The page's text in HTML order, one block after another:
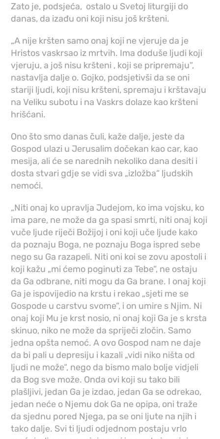
Zato je, podsjeća, ostalo u Svetoj liturgiji do
danas, da izađu oni koji nisu još kršteni.
„A nije kršten samo onaj koji ne vjeruje da je
Hristos vaskrsao iz mrtvih. Ima doduše ljudi koji
vjeruju, a još nisu kršteni , koji se pripremaju“,
nastavlja dalje o. Gojko, podsjetivši da se oni
stariji ljudi, koji nisu kršteni, spremaju i krštavaju
na Veliku subotu i na Vaskrs dolaze kao kršteni
hrišćani.
Ono što smo danas čuli, kaže dalje, jeste da
Gospod ulazi u Jerusalim dočekan kao car, kao
mesija, ali će se narednih nekoliko dana desiti i
dosta stvari gdje se vidi sva „izložba“ ljudskih
nemoći.
„Niti onaj ko upravlja Judejom, ko ima vojsku, ko
ima pare, ne može da ga spasi smrti, niti onaj koji
vuče ljude riječi Božijoj i oni koji uče ljude kako
da poznaju Boga, ne poznaju Boga ispred sebe
nego su Ga razapeli. Niti oni koi se zovu apostoli i
koji kažu „mi ćemo poginuti za Tebe“, ne ostaju
da Ga odbrane, niti mogu da Ga brane. I onaj koji
Ga je ispovijedio na krstu i rekao „sjeti me se
Gospode u carstvu svome“, i on umire s Njim. Ni
onaj koji Mu je krst nosio, ni onaj koji Ga je s krsta
skinuo, niko ne može da spriječi zločin. Samo
jedna opšta nemoć. A ovo Gospod nam ne daje
da bi pali u depresiju i kazali „vidi niko ništa od
ljudi ne može“, nego da bismo malo bolje vidjeli
da Bog sve može. Onda ovi koji su tako bili
plašljivi, jedan Ga je izdao, jedan Ga se odrekao,
jedan neće o Njemu dok Ga ne opipa, oni traže
da sjednu pored Njega, pa se oni ljute na njih i
tako dalje. Svi ti ljudi odjednom postaju vrlo